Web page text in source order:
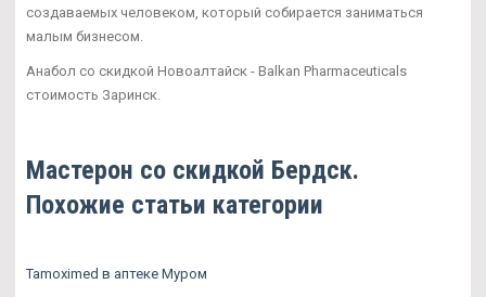
создаваемых человеком, который собирается заниматься
малым бизнесом.
Анабол со скидкой Новоалтайск - Balkan Pharmaceuticals
стоимость Заринск.
Мастерон со скидкой Бердск.
Похожие статьи категории
Tamoximed в аптеке Муром